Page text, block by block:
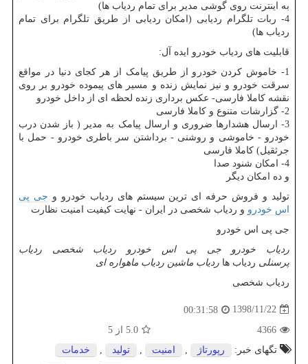
به اینترنت روی گوشی مدیر برای تمام ردیاب ها)
4- ربات تلگرام ردیابی (امکان ردیابی از طریق تلگرام برای تمام
ردیاب ها)
قابلیت های ردیاب خودرو ایده آل:
1- خاموش کردن خودرو از طریق پیامک از هر کجای دنیا در مواقع
سرقت خودرو و نیز نمایش زنده و مسیر های پیموده خودرو بر روی
نقشه کاملا فارسی- عکس برداری زنده لحظه ای از داخل خودرو
2- گزارشات متنوع و کاملا فارسی
3- ارسال هشدارها ضروری و ارسال پیامک به مدیر ( باز شدن درب
خودرو - خاموشی و روشنی - برداشتن سر باطری خودرو - حمل با
جرثقیل) کاملا فارسی
4- امکان شنود صدا
و ده امکان دیگر
تولید و فروش حرفه ای ترین سیستم های ردیاب خودرو و جی پی
اس خودرو و ردیاب شخصی در ایران - نهایت کیفیت امنیت نظارت
جی پی اس خودرو
ردیاب خودرو
جی پی اس خودرو ردیاب شخصی
ردیاب
پرسنلی ردیاب ها ردیاب ماشین ردیاب ماهواره ای
ردیاب شخصی
1398/11/22
00:31:58
4366
5.0 از 5
تگهای خبر:
رپورتاژ , امنیت , تولید , خدمات